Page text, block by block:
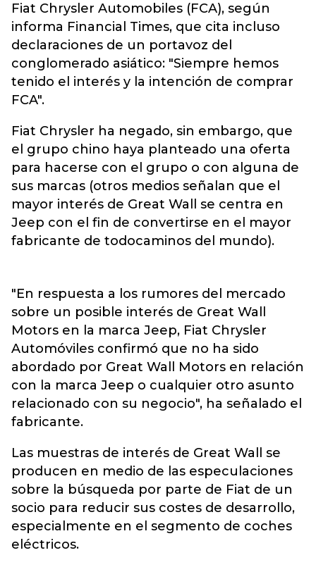
Fiat Chrysler Automobiles (FCA), según
informa Financial Times, que cita incluso
declaraciones de un portavoz del
conglomerado asiático: "Siempre hemos
tenido el interés y la intención de comprar
FCA".
Fiat Chrysler ha negado, sin embargo, que
el grupo chino haya planteado una oferta
para hacerse con el grupo o con alguna de
sus marcas (otros medios señalan que el
mayor interés de Great Wall se centra en
Jeep con el fin de convertirse en el mayor
fabricante de todocaminos del mundo).
"En respuesta a los rumores del mercado
sobre un posible interés de Great Wall
Motors en la marca Jeep, Fiat Chrysler
Automóviles confirmó que no ha sido
abordado por Great Wall Motors en relación
con la marca Jeep o cualquier otro asunto
relacionado con su negocio", ha señalado el
fabricante.
Las muestras de interés de Great Wall se
producen en medio de las especulaciones
sobre la búsqueda por parte de Fiat de un
socio para reducir sus costes de desarrollo,
especialmente en el segmento de coches
eléctricos.